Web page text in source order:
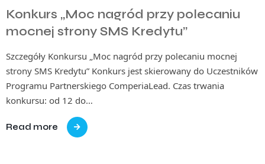
Konkurs „Moc nagród przy polecaniu
mocnej strony SMS Kredytu”
Szczegóły Konkursu „Moc nagród przy polecaniu mocnej
strony SMS Kredytu” Konkurs jest skierowany do Uczestników
Programu Partnerskiego ComperiaLead. Czas trwania
konkursu: od 12 do…
Read more